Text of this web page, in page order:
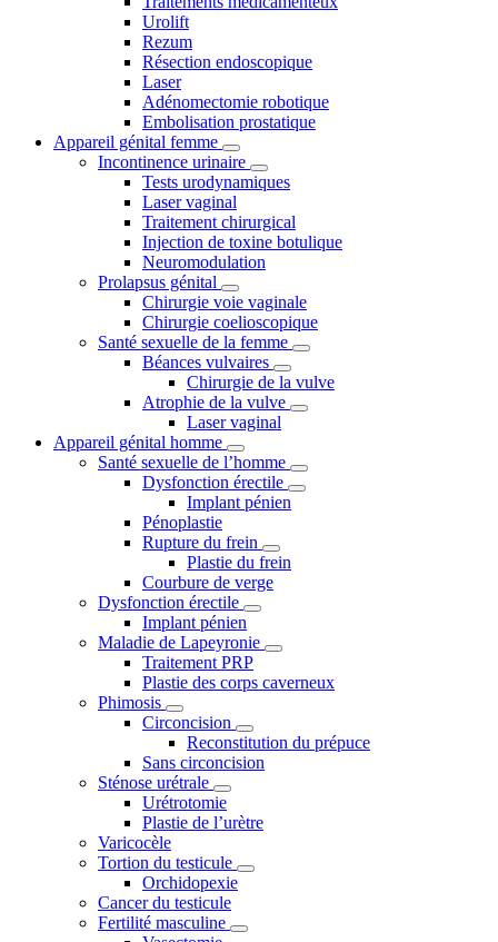
Urolift
Rezum
Résection endoscopique
Laser
Adénomectomie robotique
Embolisation prostatique
Appareil génital femme
Incontinence urinaire
Tests urodynamiques
Laser vaginal
Traitement chirurgical
Injection de toxine botulique
Neuromodulation
Prolapsus génital
Chirurgie voie vaginale
Chirurgie coelioscopique
Santé sexuelle de la femme
Béances vulvaires
Chirurgie de la vulve
Atrophie de la vulve
Laser vaginal
Appareil génital homme
Santé sexuelle de l’homme
Dysfonction érectile
Implant pénien
Pénoplastie
Rupture du frein
Plastie du frein
Courbure de verge
Dysfonction érectile
Implant pénien
Maladie de Lapeyronie
Traitement PRP
Plastie des corps caverneux
Phimosis
Circoncision
Reconstitution du prépuce
Sans circoncision
Sténose urétrale
Urétrotomie
Plastie de l’urètre
Varicocèle
Tortion du testicule
Orchidopexie
Cancer du testicule
Fertilité masculine